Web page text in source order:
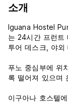
소개
Iguana Hostel
는 24시간 프런트
투어 데스크, 야외
푸노 중심부에 위
록 떨어져 있으며
이구아나 호스텔